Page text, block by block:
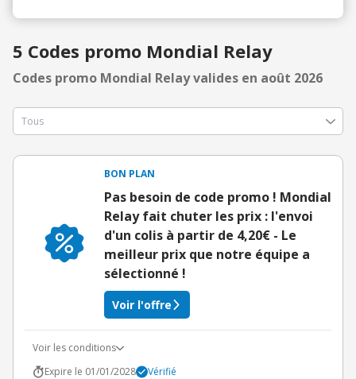
5 Codes promo Mondial Relay
Codes promo Mondial Relay valides en août 2026
BON PLAN
Pas besoin de code promo ! Mondial
Relay fait chuter les prix : l'envoi
d'un colis à partir de 4,20€ - Le
meilleur prix que notre équipe a
sélectionné !
Voir l'offre
Voir les conditions
Expire le 01/01/2028
Vérifié